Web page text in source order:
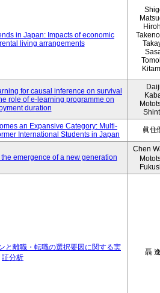
in Japan: Impacts of economic
living arrangements
for causal inference on survival
role of e-learning programme on
duration
an Expansive Category: Multi-
International Students in Japan
眞住
emergence of a new generation
Chen
と離職・転職の選択要因に関する実
証分析
聶